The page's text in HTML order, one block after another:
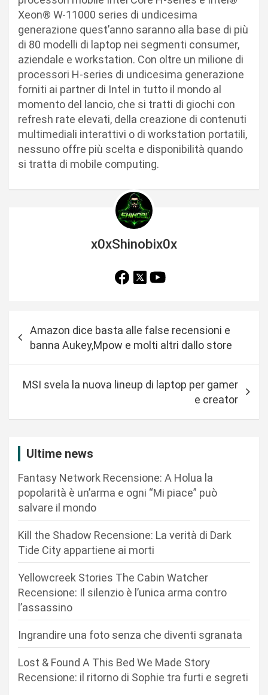
Xeon® W-11000 series di undicesima
generazione quest’anno saranno alla base di più
di 80 modelli di laptop nei segmenti consumer,
aziendale e workstation. Con oltre un milione di
processori H-series di undicesima generazione
forniti ai partner di Intel in tutto il mondo al
momento del lancio, che si tratti di giochi con
refresh rate elevati, della creazione di contenuti
multimediali interattivi o di workstation portatili,
nessuno offre più scelta e disponibilità quando
si tratta di mobile computing.
x0xShinobix0x
a
Amazon dice basta alle false recensioni e
banna Aukey,Mpow e molti altri dallo store
MSI svela la nuova lineup di laptop per gamer
e creator
Ultime news
Fantasy Network Recensione: A Holua la
popolarità è un’arma e ogni “Mi piace” può
salvare il mondo
Kill the Shadow Recensione: La verità di Dark
Tide City appartiene ai morti
Yellowcreek Stories The Cabin Watcher
Recensione: Il silenzio è l’unica arma contro
l’assassino
Ingrandire una foto senza che diventi sgranata
Lost & Found A This Bed We Made Story
Recensione: il ritorno di Sophie tra furti e segreti